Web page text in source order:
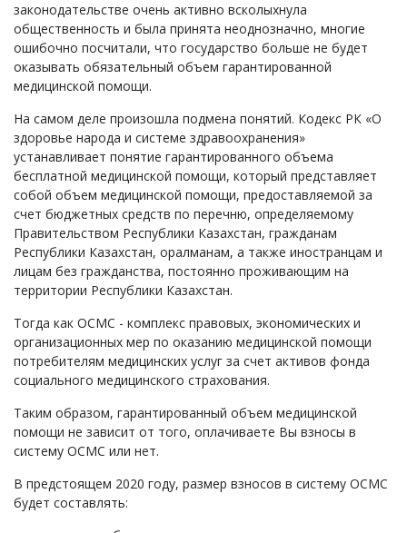
Интернет и право
Корпоративные отношения
Государственные закупки
Заключение, изменение и расторжение договоров
Налоги и налогообложение
Новости сервиса
Архив
законодательстве очень активно всколыхнула
общественность и была принята неоднозначно, многие
ошибочно посчитали, что государство больше не будет
оказывать обязательный объем гарантированной
медицинской помощи.
На самом деле произошла подмена понятий. Кодекс РК «О
здоровье народа и системе здравоохранения»
устанавливает понятие гарантированного объема
бесплатной медицинской помощи, который представляет
собой объем медицинской помощи, предоставляемой за
счет бюджетных средств по перечню, определяемому
Правительством Республики Казахстан, гражданам
Республики Казахстан, оралманам, а также иностранцам и
лицам без гражданства, постоянно проживающим на
территории Республики Казахстан.
Тогда как ОСМС - комплекс правовых, экономических и
организационных мер по оказанию медицинской помощи
потребителям медицинских услуг за счет активов фонда
социального медицинского страхования.
Таким образом, гарантированный объем медицинской
помощи не зависит от того, оплачиваете Вы взносы в
систему ОСМС или нет.
В предстоящем 2020 году, размер взносов в систему ОСМС
будет составлять: